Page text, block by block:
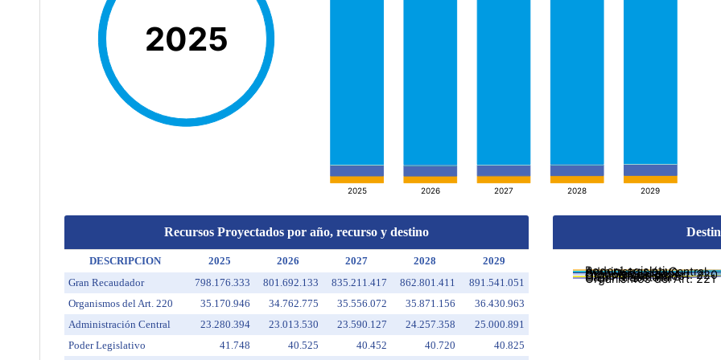
Recursos Proyectados por año, recurso y destino
DESCRIPCION 2025 2026 2027 2028
2029
Gran Recaudador
798.176.333 801.692.133 835.211.417 862.801.411
891.541.051
Organismos del Art. 220
35.170.946 34.762.775 35.556.072 35.871.156
36.430.963
Administración Central
23.280.394 23.013.530 23.590.127 24.257.358
25.000.891
Poder Legislativo
41.748 40.525 40.452 40.720 40.825